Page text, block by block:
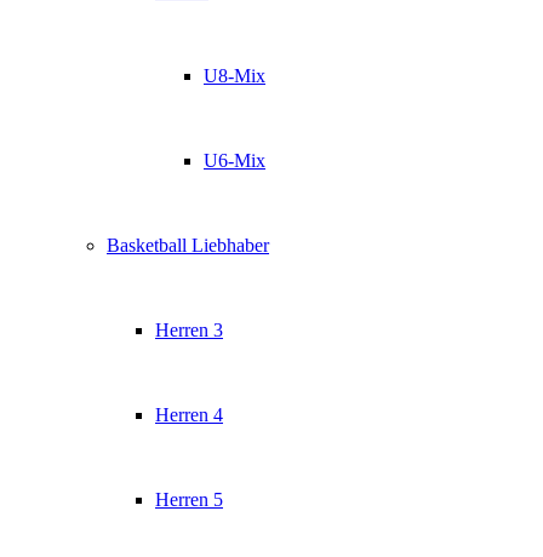
U8-Mix
U6-Mix
Basketball Liebhaber
Herren 3
Herren 4
Herren 5